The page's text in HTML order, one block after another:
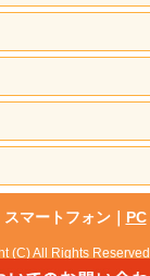
マートフォン｜ PC
(C) All Rights Reserved.